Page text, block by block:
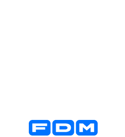
Yderligere information og